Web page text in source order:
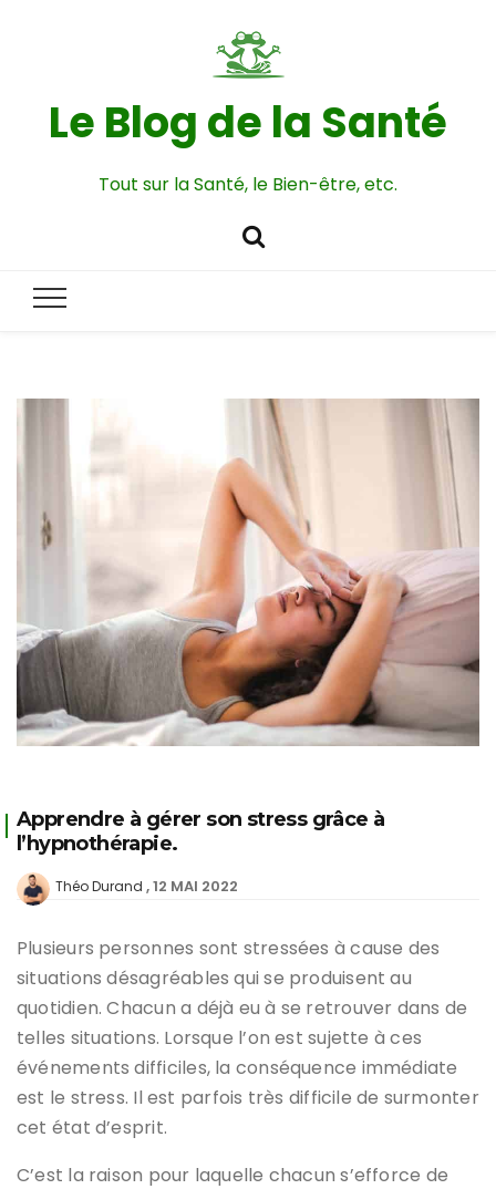
Le Blog de la Santé
Tout sur la Santé, le Bien-être, etc.
Apprendre à gérer son stress grâce à
l’hypnothérapie.
Théo Durand 12 MAI 2022
Plusieurs personnes sont stressées à cause des
situations désagréables qui se produisent au
quotidien. Chacun a déjà eu à se retrouver dans de
telles situations. Lorsque l’on est sujette à ces
événements difficiles, la conséquence immédiate
est le stress. Il est parfois très difficile de surmonter
cet état d’esprit.
C’est la raison pour laquelle chacun s’efforce de